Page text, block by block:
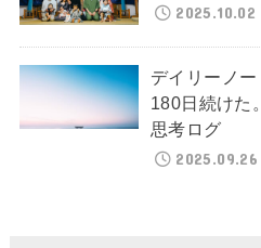
2025.10.02
デイリーノ
180日続けた
思考ログ
2025.09.26